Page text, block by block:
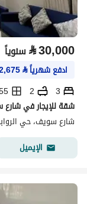
⃁30,000 سنوياً
ادفع شهرياً⃁
3
2
شقة للإيجار في
شارع سويف، حي
الإيميل